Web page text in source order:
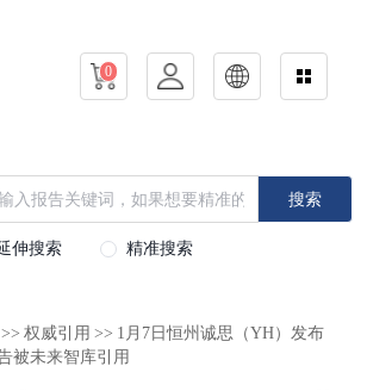
0
搜索
伸搜索 精准搜索
>> 权威引用 >> 1月7日恒州诚思（YH）发布
被未来智库引用